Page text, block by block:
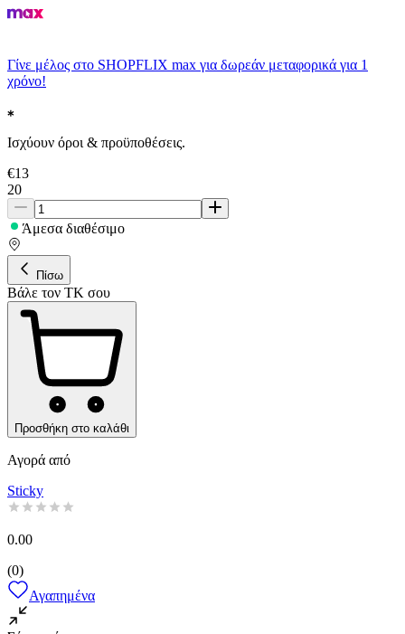
Γίνε μέλος στο SHOPFLIX max για δωρεάν μεταφορικά για 1
χρόνο!
Ισχύουν όροι & προϋποθέσεις.
€13
20
Άμεσα διαθέσιμο
Πίσω
Βάλε τον ΤΚ σου
Προσθήκη στο καλάθι
Αγορά από
Sticky
0.00
(0)
Αγαπημένα